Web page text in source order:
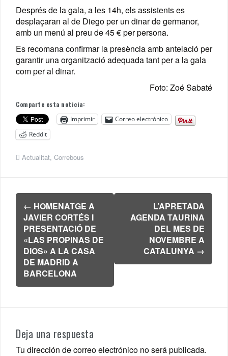
Després de la gala, a les 14h, els assistents es
desplaçaran al de Diego per un dinar de germanor,
amb un menú al preu de 45 € per persona.
Es recomana confirmar la presència amb antelació per
garantir una organització adequada tant per a la gala
com per al dinar.
Foto: Zoé Sabaté
Comparte esta noticia:
Imprimir
Correo electrónico
Reddit
Actualitat, Correbous
Navegación
de
entradas
← HOMENATGE A
JAVIER CORTÉS I
PRESENTACIÓ DE
«LAS PROPINAS DE
DIOS» A LA CASA
DE MADRID A
BARCELONA
L’APRETADA
AGENDA TAURINA
DEL MES DE
NOVEMBRE A
CATALUNYA →
Deja una respuesta
Tu dirección de correo electrónico no será publicada.